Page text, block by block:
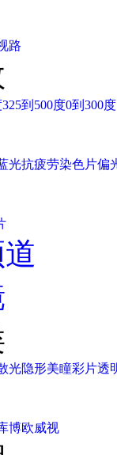
路
325到500度0到300度
光抗疲劳染色片偏
光隐形美瞳彩片透
博欧威视